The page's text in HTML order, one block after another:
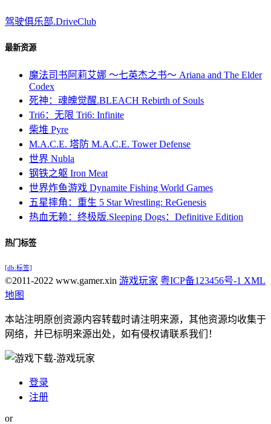
驾驶俱乐部.DriveClub
最新资源
魔法司书阿莉艾娜 ～七英杰之书～ Ariana and The Elder
Codex
死神：魂魄觉醒.BLEACH Rebirth of Souls
Tri6：无限 Tri6: Infinite
柴堆 Pyre
M.A.C.E. 塔防 M.A.C.E. Tower Defense
世界 Nubla
钢铁之躯 Iron Meat
世界炸鱼游戏 Dynamite Fishing World Games
五星摔角：重生 5 Star Wrestling: ReGenesis
热血无赖：终极版.Sleeping Dogs：Definitive Edition
热门标签
[db:标签]
©2011-2022 www.gamer.xin 游戏玩家 粤ICP备123456号-1 XML
地图
本站注明原创资源内容转载时请注明来源，其他资源均收集于
网络，并已标明来源出处，如有侵权请联系我们！
登录
注册
or